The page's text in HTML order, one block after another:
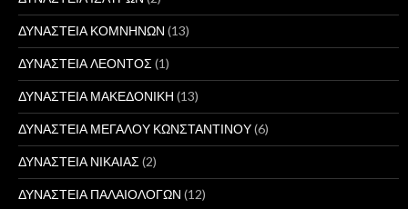
ΔΥΝΑΣΤΕΙΑ ΚΟΜΝΗΝΩΝ (13)
ΔΥΝΑΣΤΕΙΑ ΛΕΟΝΤΟΣ (1)
ΔΥΝΑΣΤΕΙΑ ΜΑΚΕΔΟΝΙΚΗ (13)
ΔΥΝΑΣΤΕΙΑ ΜΕΓΑΛΟΥ ΚΩΝΣΤΑΝΤΙΝΟΥ(6)
ΔΥΝΑΣΤΕΙΑ ΝΙΚΑΙΑΣ (2)
ΔΥΝΑΣΤΕΙΑ ΠΑΛΑΙΟΛΟΓΩΝ (12)